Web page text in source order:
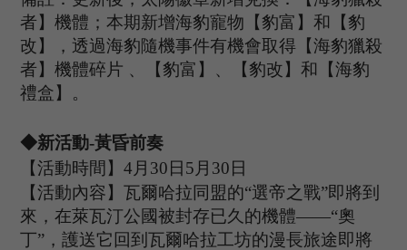
者】機體；本期新增海豹寵物【豹富】和【豹
改】，透過海豹隨機事件有機會取得【海豹獵殺
者】機體碎片 、【豹富】、【豹改】和【海豹
禮盒】。
◆新活動-黃昏前奏
【活動時間】4 月 30日5 月 30日
【活動內容】瓦爾哈拉同盟的“選帝之戰”即將到
來，在萊瓦汀公國被封存已久的機體——“奧
丁”，護送它回到瓦爾哈拉工坊的漫長旅途即將